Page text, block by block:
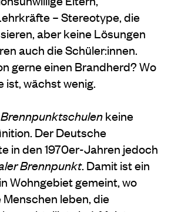
– Stereotype, die
aber keine Lösungen
auch die Schüler:innen.
gerne einen Brandherd? Wo
ist, wächst wenig.
Brennpunktschulenkeine
Der Deutsche
in den 1970er-Jahren jedoch
Brennpunkt. Damit ist ein
Wohngebiet gemeint, wo
leben, die